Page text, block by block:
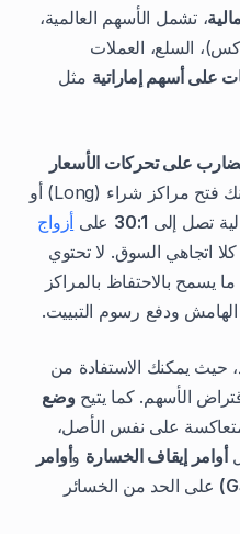
، تشمل الأسهم العالمية،
السلع، العملات
على أسهم إماراتية مثل
على تحركات الأسعار
. يمكنك فتح مراكز شراء (Long) أو
30:1 على أزواج
اتجاهي السوق. لا تحتوي
يسمح بالاحتفاظ بالمراكز
ودفع رسوم التبييت.
حيث يمكنك الاستفادة من
الأسهم. كما يتيحوضع
على نفس الأصل،
أوامر إيقاف الخسارة وأوامر
على الحد من الخسائر